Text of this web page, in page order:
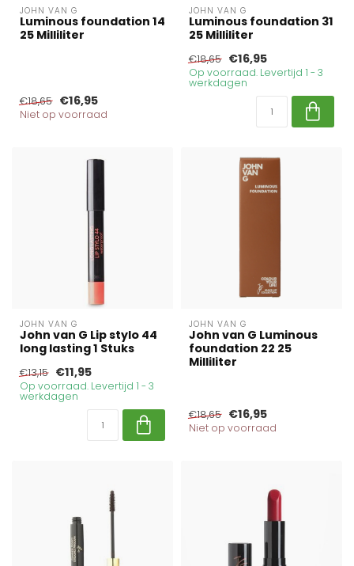
JOHN VAN G
Luminous foundation 14
25 Milliliter
€18,65 €16,95
Niet op voorraad
JOHN VAN G
Luminous foundation 31
25 Milliliter
€18,65 €16,95
Op voorraad. Levertijd 1 - 3
werkdagen
JOHN VAN G
John van G Lip stylo 44
long lasting 1 Stuks
€13,15 €11,95
Op voorraad. Levertijd 1 - 3
werkdagen
JOHN VAN G
John van G Luminous
foundation 22 25
Milliliter
€18,65 €16,95
Niet op voorraad